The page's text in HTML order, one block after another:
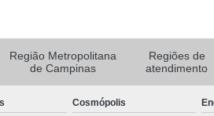
Região Metropolitana
de Campinas
Regiões de
atendimento
Cosmópolis